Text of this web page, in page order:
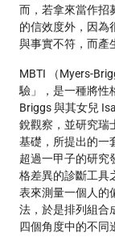
而，若拿來當作招
的信效度外，因為
與事實不符，而產
MBTI （Myers-
驗」，是一種將性
Briggs 與其女兒
銳觀察，並研究瑞
基礎，所提出的一
超過一甲子的研究
格差異的診斷工具
表來測量一個人的
法，於是排列組合
四個角度中的不同